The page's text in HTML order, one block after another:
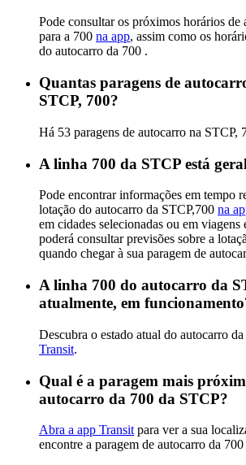
Pode consultar os próximos horários de
para a 700 na app, assim como os
do autocarro da 700 .
Quantas paragens de
STCP, 700?
Há 53 paragens de autocarro na STCP,
A linha 700 da STCP está
Pode encontrar informações em tempo
lotação do autocarro da STCP,700 na
em cidades selecionadas ou em viagens
poderá consultar previsões sobre a
quando chegar à sua paragem de
A linha 700 do autocarro da
atualmente, em
Descubra o estado atual do autocarro
Transit.
Qual é a paragem mais
autocarro da 700 da STCP?
Abra a app Transit para ver a sua
encontre a paragem de autocarro da